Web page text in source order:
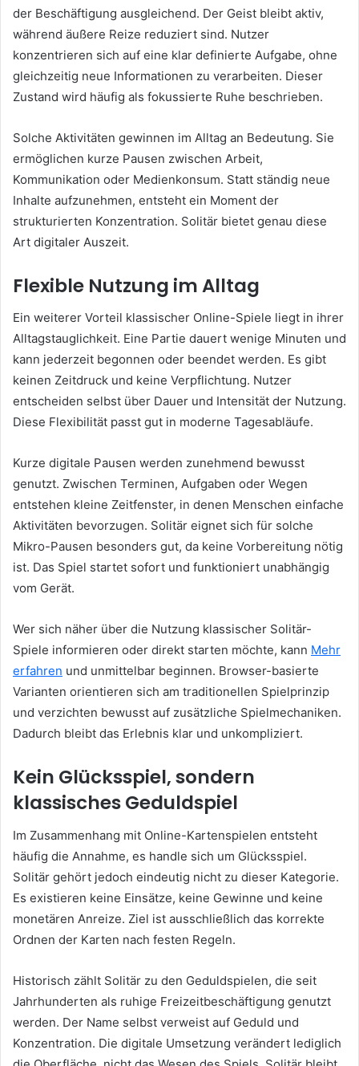
der Beschäftigung ausgleichend. Der Geist bleibt aktiv,
während äußere Reize reduziert sind. Nutzer
konzentrieren sich auf eine klar definierte Aufgabe, ohne
gleichzeitig neue Informationen zu verarbeiten. Dieser
Zustand wird häufig als fokussierte Ruhe beschrieben.
Solche Aktivitäten gewinnen im Alltag an Bedeutung. Sie
ermöglichen kurze Pausen zwischen Arbeit,
Kommunikation oder Medienkonsum. Statt ständig neue
Inhalte aufzunehmen, entsteht ein Moment der
strukturierten Konzentration. Solitär bietet genau diese
Art digitaler Auszeit.
Flexible Nutzung im Alltag
Ein weiterer Vorteil klassischer Online-Spiele liegt in ihrer
Alltagstauglichkeit. Eine Partie dauert wenige Minuten und
kann jederzeit begonnen oder beendet werden. Es gibt
keinen Zeitdruck und keine Verpflichtung. Nutzer
entscheiden selbst über Dauer und Intensität der Nutzung.
Diese Flexibilität passt gut in moderne Tagesabläufe.
Kurze digitale Pausen werden zunehmend bewusst
genutzt. Zwischen Terminen, Aufgaben oder Wegen
entstehen kleine Zeitfenster, in denen Menschen einfache
Aktivitäten bevorzugen. Solitär eignet sich für solche
Mikro-Pausen besonders gut, da keine Vorbereitung nötig
ist. Das Spiel startet sofort und funktioniert unabhängig
vom Gerät.
Wer sich näher über die Nutzung klassischer Solitär-
Spiele informieren oder direkt starten möchte, kann Mehr
erfahren und unmittelbar beginnen. Browser-basierte
Varianten orientieren sich am traditionellen Spielprinzip
und verzichten bewusst auf zusätzliche Spielmechaniken.
Dadurch bleibt das Erlebnis klar und unkompliziert.
Kein Glücksspiel, sondern
klassisches Geduldspiel
Im Zusammenhang mit Online-Kartenspielen entsteht
häufig die Annahme, es handle sich um Glücksspiel.
Solitär gehört jedoch eindeutig nicht zu dieser Kategorie.
Es existieren keine Einsätze, keine Gewinne und keine
monetären Anreize. Ziel ist ausschließlich das korrekte
Ordnen der Karten nach festen Regeln.
Historisch zählt Solitär zu den Geduldspielen, die seit
Jahrhunderten als ruhige Freizeitbeschäftigung genutzt
werden. Der Name selbst verweist auf Geduld und
Konzentration. Die digitale Umsetzung verändert lediglich